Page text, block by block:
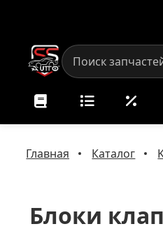
Главная Каталог
Блоки